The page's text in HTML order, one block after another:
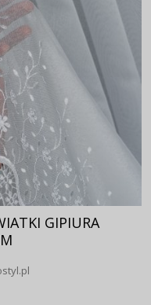
GIPIURA